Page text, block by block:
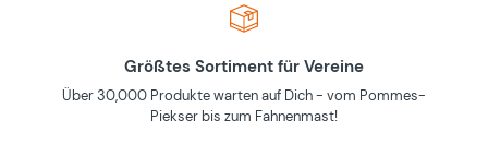
Größtes Sortiment für Vereine
Über 30,000 Produkte warten auf Dich - vom Pommes-
Piekser bis zum Fahnenmast!